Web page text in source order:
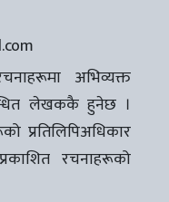
अभिव्यक्त
लेखककै हुनेछ ।
प्रतिलिपिअधिकार
रचनाहरूको